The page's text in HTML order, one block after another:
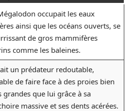
occupait les eaux
ainsi que les océans ouverts, se
de gros mammifères
comme les baleines.
un prédateur redoutable,
de faire face à des proies bien
grandes que lui grâce à sa
massive et ses dents acérées.